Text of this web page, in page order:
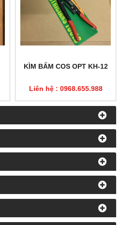
KÌM BẤM COS OPT KH-12
Liên hệ : 0968.655.988